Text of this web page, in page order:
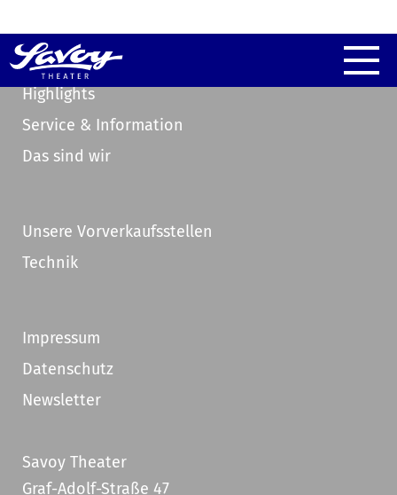
Highlights
Service & Information
Das sind wir
Unsere Vorverkaufsstellen
Technik
Impressum
Datenschutz
Newsletter
Savoy Theater
Graf-Adolf-Straße 47